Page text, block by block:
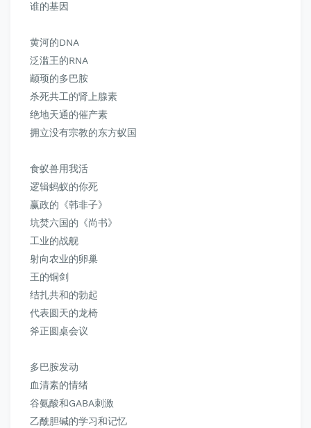
谁的基因
黄河的DNA
泛滥王的RNA
颛顼的多巴胺
杀死共工的肾上腺素
绝地天通的催产素
拥立没有宗教的东方蚁国
食蚁兽用我活
逻辑蚂蚁的你死
赢政的《韩非子》
坑焚六国的《尚书》
工业的战舰
射向农业的卵巢
王的铜剑
结扎共和的勃起
代表圆天的龙椅
斧正圆桌会议
多巴胺发动
血清素的情绪
谷氨酸和GABA刺激
乙酰胆碱的学习和记忆